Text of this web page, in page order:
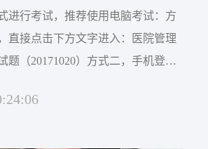
进行考试，推荐使用电脑考试：方
直接点击下方文字进入：医院管理
题（20171020）方式二，手机登